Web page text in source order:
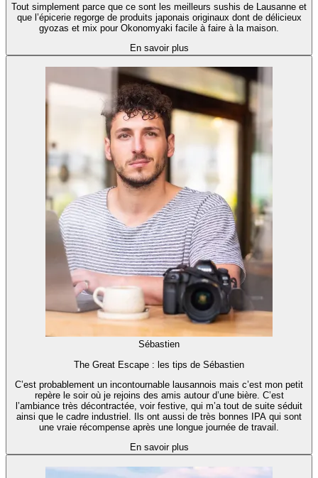
Tout simplement parce que ce sont les meilleurs sushis de Lausanne et
que l’épicerie regorge de produits japonais originaux dont de délicieux
gyozas et mix pour Okonomyaki facile à faire à la maison.
En savoir plus
Sébastien
The Great Escape : les tips de Sébastien
C’est probablement un incontournable lausannois mais c’est mon petit
repère le soir où je rejoins des amis autour d’une bière. C’est
l’ambiance très décontractée, voir festive, qui m’a tout de suite séduit
ainsi que le cadre industriel. Ils ont aussi de très bonnes IPA qui sont
une vraie récompense après une longue journée de travail.
En savoir plus